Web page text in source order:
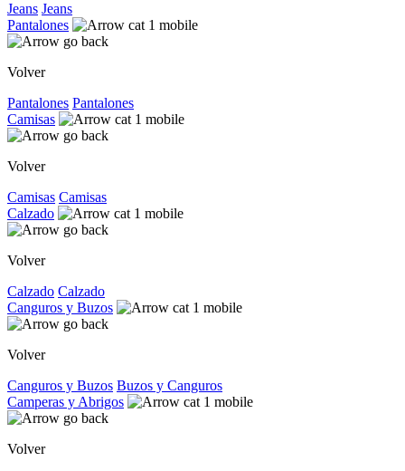
Jeans Jeans
Pantalones
Volver
Pantalones Pantalones
Camisas
Volver
Camisas Camisas
Calzado
Volver
Calzado Calzado
Canguros y Buzos
Volver
Canguros y Buzos Buzos y Canguros
Camperas y Abrigos
Volver